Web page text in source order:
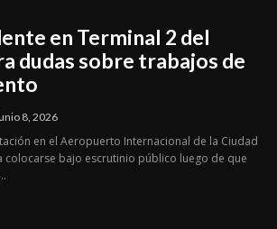
en Terminal 2 del
dudas sobre trabajos de
8, 2026
en el Aeropuerto Internacional de la Ciudad
colocarse bajo escrutinio público luego de que